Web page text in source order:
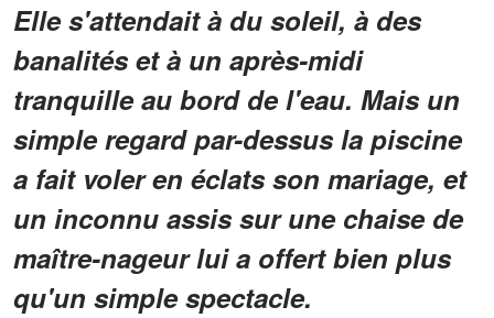
Elle s'attendait à du soleil, à des
banalités et à un après-midi
tranquille au bord de l'eau. Mais un
simple regard par-dessus la piscine
a fait voler en éclats son mariage, et
un inconnu assis sur une chaise de
maître-nageur lui a offert bien plus
qu'un simple spectacle.